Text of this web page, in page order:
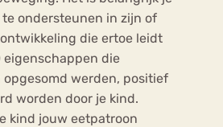
te ondersteunen in zijn of
die ertoe leidt
eigenschappen die
opgesomd werden, positief
worden door je kind.
kind jouw eetpatroon